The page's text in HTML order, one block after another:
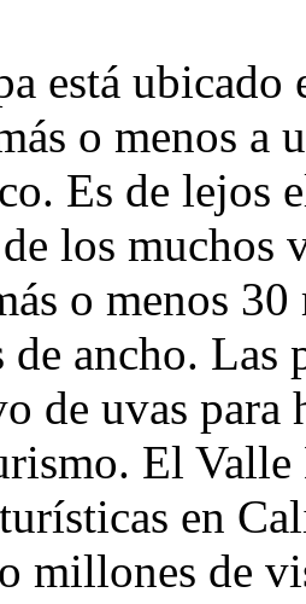
está ubicado
o menos a
Es de lejos
los muchos
o menos
ancho. Las
de uvas para
El Valle
en
millones de